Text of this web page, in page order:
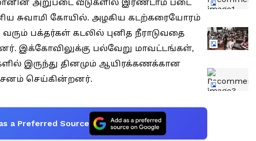
அறுபடை வீடுகளில் இரண்டாம் படை
சுவாமி கோயில். அழகிய கடற்கரையோரம்
பக்தர்கள் கடலில் புனித நீராடுவதை
இக்கோவிலுக்கு பல்வேறு மாவட்டங்கள்,
இருந்து தினமும் ஆயிரக்கணக்கான
செய்கின்றனர்.
a Preferred Source